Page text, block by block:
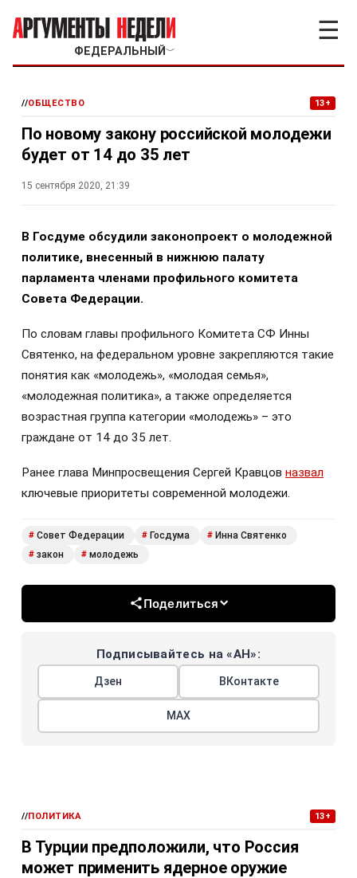
ФЕДЕРАЛЬНЫЙ ﹀
☰
//ОБЩЕСТВО 13+
По новому закону российской молодежи
будет от 14 до 35 лет
15 сентября 2020, 21:39
В Госдуме обсудили законопроект о молодежной
политике, внесенный в нижнюю палату
парламента членами профильного комитета
Совета Федерации.
По словам главы профильного Комитета СФ Инны
Святенко, на федеральном уровне закрепляются такие
понятия как «молодежь», «молодая семья»,
«молодежная политика», а также определяется
возрастная группа категории «молодежь» – это
граждане от 14 до 35 лет.
Ранее глава Минпросвещения Сергей Кравцов назвал
ключевые приоритеты современной молодежи.
# Совет Федерации # Госдума # Инна Святенко
# закон # молодежь
Поделиться
Подписывайтесь на «АН»:
Дзен ВКонтакте
МАХ
//ПОЛИТИКА 13+
В Турции предположили, что Россия
может применить ядерное оружие